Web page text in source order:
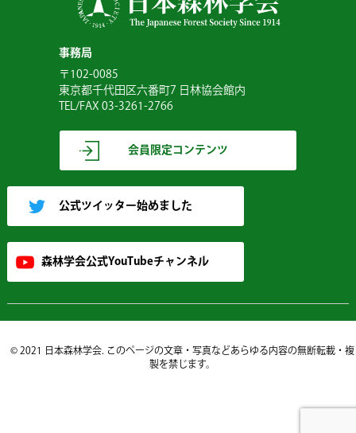
事務局
〒102-0085
東京都千代田区六番町7 日林協会館内
TEL/FAX 03-3261-2766
会員限定コンテンツ
公式ツイッター始めました
森林学会公式YouTubeチャンネル
© 2021 日本森林学会. このページの文章・写真などあらゆる内容の無断転載・複
製を禁じます。